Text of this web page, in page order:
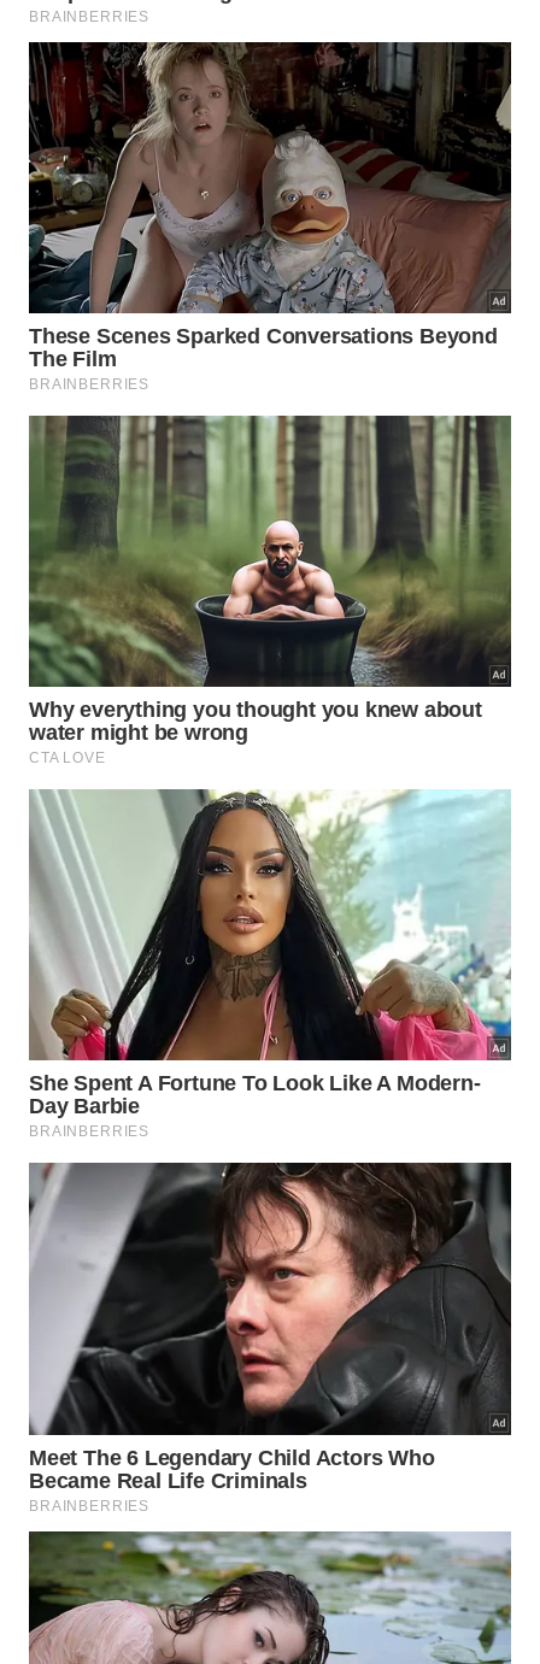
conservação da fauna
Os principais mitos derrubados pelos especialistas
sobre esses animais urbanos incluem os seguintes
pontos:
A falsa crença de que todos transmitem doenças
perigosas aos humanos;
O mito urbano de que eles atacam pessoas
deliberadamente durante a noite;
A ideia errada de que sua presença deprecia as
residências arborizadas.
A presença de morcegos em áreas urbanas é um
excelente indicador de equilíbrio ecológico e controle
natural de pragas. – Imagem gerada por IA
O que fazer ao encontrar um
morcego em casa?
Caso note um morcego voando no interior da sua
residência evite o pânico e mantenha as janelas bem
abertas. Isolar o cômodo fechando as portas
internas permite que o animal encontre a saída
natural guiado por seu próprio sistema
de
orientação noturna .
Nunca tente tocar no espécime sem a proteção de
luvas grossas para evitar acidentes provocados
pelo estresse do animal silvestre. Se houver
dificuldades para desalojá-lo procure a orientação
especializada dos centros de controle de zoonoses
locais garantindo umaremoçãototalmente segura e
adequada